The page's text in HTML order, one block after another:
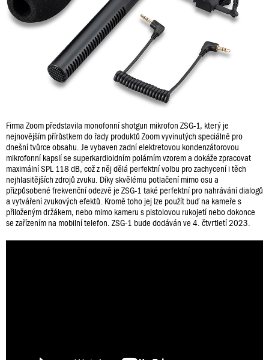
Firma Zoom představila monofonní shotgun mikrofon ZSG-1, který je
nejnovějším přírůstkem do řady produktů Zoom vyvinutých speciálně pro
dnešní tvůrce obsahu. Je vybaven zadní elektretovou kondenzátorovou
mikrofonní kapslí se superkardioidním polárním vzorem a dokáže zpracovat
maximální SPL 118 dB, což z něj dělá perfektní volbu pro zachycení i těch
nejhlasitějších zdrojů zvuku. Díky skvělému potlačení mimo osu a
přizpůsobené frekvenční odezvě je ZSG-1 také perfektní pro nahrávání dialogů
a vytváření zvukových efektů. Kromě toho jej lze použít buď na kameře s
přiloženým držákem, nebo mimo kameru s pistolovou rukojetí nebo dokonce
se zařízením na mobilní telefon. ZSG-1 bude dodáván ve 4. čtvrtletí 2023.